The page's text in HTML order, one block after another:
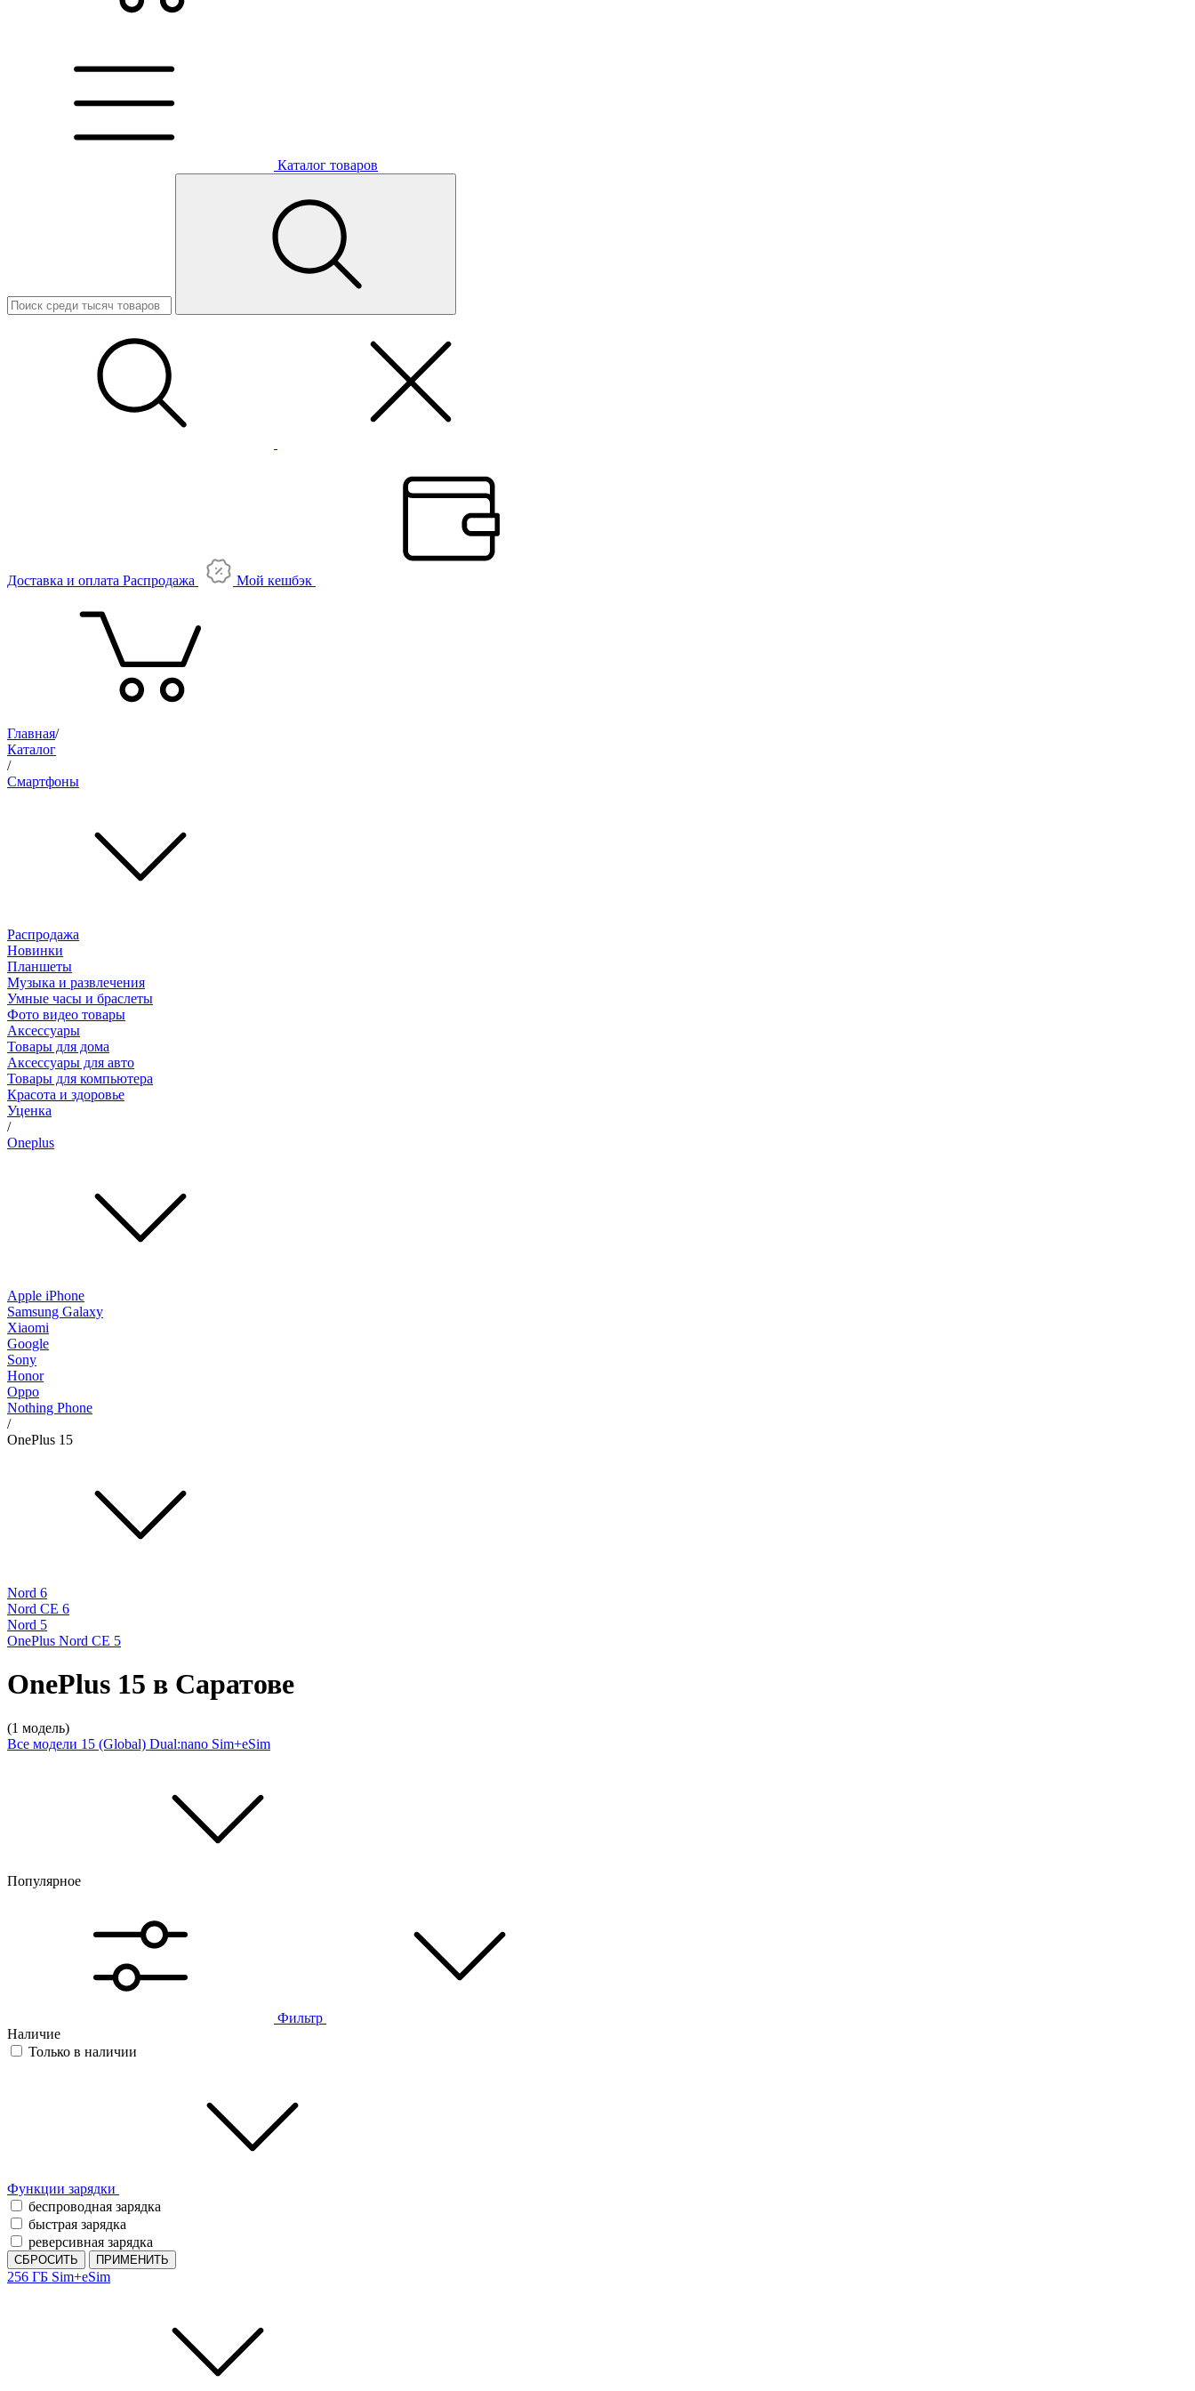
Каталог товаров
Доставка и оплата Распродажа Мой кешбэк
Главная/
Каталог
/
Смартфоны
Распродажа
Новинки
Планшеты
Музыка и развлечения
Умные часы и браслеты
Фото видео товары
Аксессуары
Товары для дома
Аксессуары для авто
Товары для компьютера
Красота и здоровье
Уценка
/
Oneplus
Apple iPhone
Samsung Galaxy
Xiaomi
Google
Sony
Honor
Oppo
Nothing Phone
/
OnePlus 15
Nord 6
Nord CE 6
Nord 5
OnePlus Nord CE 5
OnePlus 15 в Саратове
(1 модель)
Все модели 15 (Global) Dual:nano Sim+eSim
Популярное
Фильтр
Наличие
Только в наличии
Функции зарядки
беспроводная зарядка
быстрая зарядка
реверсивная зарядка
СБРОСИТЬ ПРИМЕНИТЬ
256 ГБ Sim+eSim